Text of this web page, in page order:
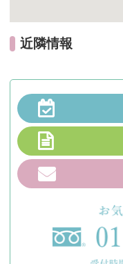
近隣情報